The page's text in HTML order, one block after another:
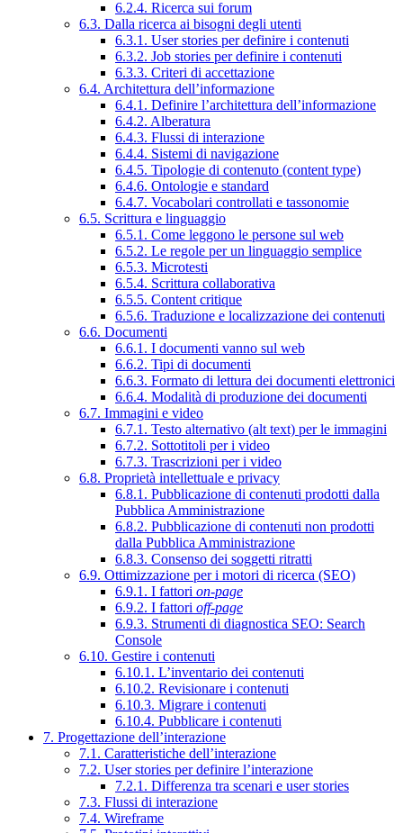
6.2.4. Ricerca sui forum
6.3. Dalla ricerca ai bisogni degli utenti
6.3.1. User stories per definire i contenuti
6.3.2. Job stories per definire i contenuti
6.3.3. Criteri di accettazione
6.4. Architettura dell’informazione
6.4.1. Definire l’architettura dell’informazione
6.4.2. Alberatura
6.4.3. Flussi di interazione
6.4.4. Sistemi di navigazione
6.4.5. Tipologie di contenuto (content type)
6.4.6. Ontologie e standard
6.4.7. Vocabolari controllati e tassonomie
6.5. Scrittura e linguaggio
6.5.1. Come leggono le persone sul web
6.5.2. Le regole per un linguaggio semplice
6.5.3. Microtesti
6.5.4. Scrittura collaborativa
6.5.5. Content critique
6.5.6. Traduzione e localizzazione dei contenuti
6.6. Documenti
6.6.1. I documenti vanno sul web
6.6.2. Tipi di documenti
6.6.3. Formato di lettura dei documenti elettronici
6.6.4. Modalità di produzione dei documenti
6.7. Immagini e video
6.7.1. Testo alternativo (alt text) per le immagini
6.7.2. Sottotitoli per i video
6.7.3. Trascrizioni per i video
6.8. Proprietà intellettuale e privacy
6.8.1. Pubblicazione di contenuti prodotti dalla
Pubblica Amministrazione
6.8.2. Pubblicazione di contenuti non prodotti
dalla Pubblica Amministrazione
6.8.3. Consenso dei soggetti ritratti
6.9. Ottimizzazione per i motori di ricerca (SEO)
6.9.1. I fattori on-page
6.9.2. I fattori off-page
6.9.3. Strumenti di diagnostica SEO: Search
Console
6.10. Gestire i contenuti
6.10.1. L’inventario dei contenuti
6.10.2. Revisionare i contenuti
6.10.3. Migrare i contenuti
6.10.4. Pubblicare i contenuti
7. Progettazione dell’interazione
7.1. Caratteristiche dell’interazione
7.2. User stories per definire l’interazione
7.2.1. Differenza tra scenari e user stories
7.3. Flussi di interazione
7.4. Wireframe